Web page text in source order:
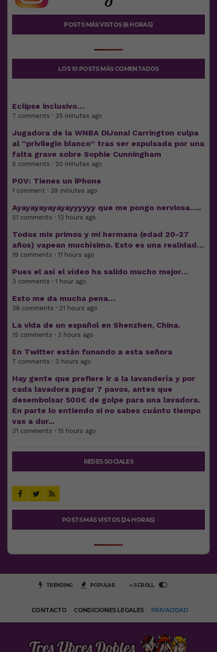
POSTS MÁS VISTOS (6 HORAS)
LOS 10 POSTS MÁS COMENTADOS
Eclipse inclusivo…
7 comments · 35 minutes ago
Jugadora de la WNBA DiJonai Carrington culpa
al “privilegio blanco” tras ser expulsada por una
falta grave sobre Sophie Cunningham
5 comments · 20 minutes ago
POV: Tienes un iPhone
1 comment · 39 minutes ago
Ayayayayayayayyyyyy que me pongo nerviosa…..
51 comments · 13 hours ago
Todos mis primos y mi hermana (edad 20-27
años) vapean muchísimo. Esto es una realidad…
19 comments · 11 hours ago
Pues el así el vídeo ha salido mucho mejor…
3 comments · 1 hour ago
Esto me da mucha pena…
38 comments · 21 hours ago
La vida de un español en Shenzhen, China.
15 comments · 3 hours ago
En Twitter están funando a esta señora
7 comments · 3 hours ago
Hay gente que prefiere ir a la lavandería y por
cada lavadora pagar 7 pavos, antes que
desembolsar 500€ de golpe para una lavadora.
En parte lo entiendo si no sabes cuánto tiempo
vas a dur...
31 comments · 15 hours ago
REDES SOCIALES
POSTS MÁS VISTOS (24 HORAS)
TRENDING POPULAR ∞ SCROLL
CONTACTO CONDICIONES LEGALES PRIVACIDAD